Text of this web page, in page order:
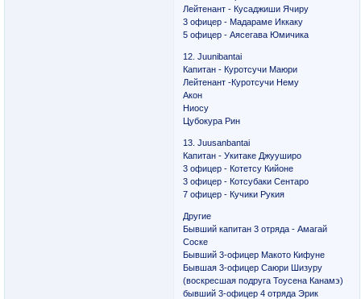
Лейтенант - Кусаджиши Ячиру
3 офицер - Мадараме Иккаку
5 офицер - Аясегава Юмичика
12. Juunibantai
Капитан - Куротсучи Маюри
Лейтенант -Куротсучи Нему
Акон
Ниосу
Цубокура Рин
13. Juusanbantai
Капитан - Укитаке Джууширо
3 офицер - Котетсу Кийоне
3 офицер - Котсубаки Сентаро
7 офицер - Кучики Рукия
Другие
Бывший капитан 3 отряда - Амагай
Соске
Бывший 3-офицер Макото Кифуне
Бывшая 3-офицер Саюри Шизуру
(воскресшая подруга Тоусена Канамэ)
бывший 3-офицер 4 отряда Эрик